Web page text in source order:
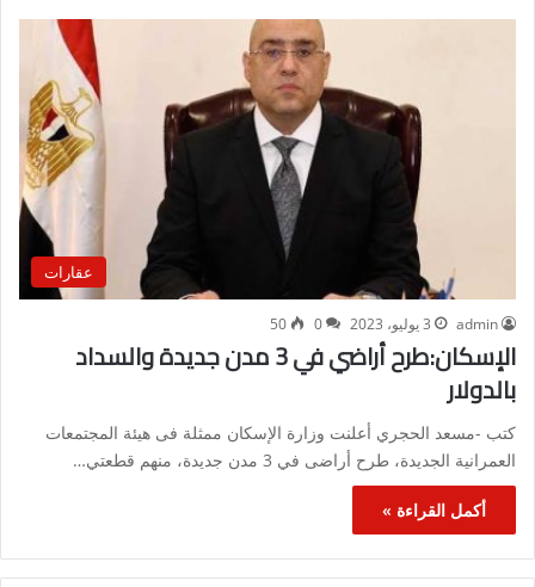
عقارات
admin 3 يوليو، 2023 0
50
الإسكان:طرح أراضي في 3 مدن جديدة والسداد
بالدولار
كتب -مسعد الحجري أعلنت وزارة الإسكان ممثلة فى هيئة المجتمعات
العمرانية الجديدة، طرح أراضى في 3 مدن جديدة، منهم قطعتي…
أكمل القراءة »